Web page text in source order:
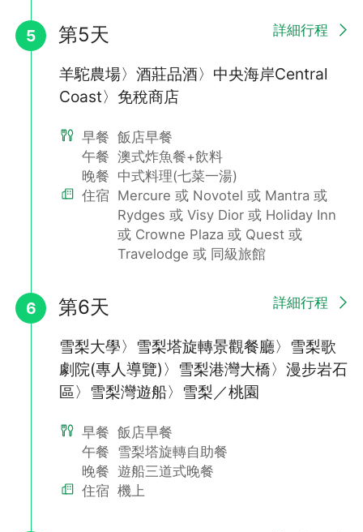
中的行為和習性。羊駝是一種溫和友善的動物，它們的毛非常柔
軟，觸感舒適，可以輕輕撫摸它們的毛，感受它們的溫暖和愛意；
除了羊駝，農場還飼養著其他動物，不論是家庭旅行還是與朋友一
起，這個體驗都會讓您難忘。
5 第5天 詳細行程
羊駝農場〉酒莊品酒〉中央海岸Central
Coast〉免稅商店
早餐 飯店早餐
午餐 澳式炸魚餐+飲料
晚餐 中式料理(七菜一湯)
住宿 Mercure 或 Novotel 或 Mantra 或
Rydges 或 Visy Dior 或 Holiday Inn
或 Crowne Plaza 或 Quest 或
Travelodge 或 同級旅館
6 第6天 詳細行程
雪梨大學〉雪梨塔旋轉景觀餐廳〉雪梨歌
劇院(專人導覽)〉雪梨港灣大橋〉漫步岩石
區〉雪梨灣遊船〉雪梨／桃園
早餐 飯店早餐
午餐 雪梨塔旋轉自助餐
晚餐 遊船三道式晚餐
住宿 機上